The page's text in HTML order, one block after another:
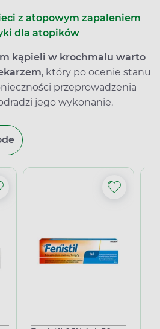
z atopowym zapaleniem
dla atopików
kąpieli w krochmalu warto
, który po ocenie stanu
przeprowadzenia
jego wykonanie.